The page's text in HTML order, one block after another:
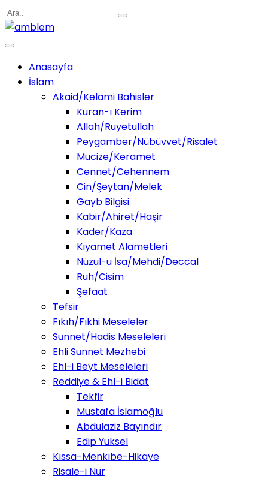
Anasayfa
İslam
Akaid/Kelami Bahisler
Kuran-ı Kerim
Allah/Ruyetullah
Peygamber/Nübüvvet/Risalet
Mucize/Keramet
Cennet/Cehennem
Cin/Şeytan/Melek
Gayb Bilgisi
Kabir/Ahiret/Haşir
Kader/Kaza
Kıyamet Alametleri
Nüzul-u İsa/Mehdi/Deccal
Ruh/Cisim
Şefaat
Tefsir
Fıkıh/Fıkhi Meseleler
Sünnet/Hadis Meseleleri
Ehli Sünnet Mezhebi
Ehl-i Beyt Meseleleri
Reddiye & Ehl-i Bidat
Tekfir
Mustafa İslamoğlu
Abdulaziz Bayındır
Edip Yüksel
Kıssa-Menkıbe-Hikaye
Risale-i Nur